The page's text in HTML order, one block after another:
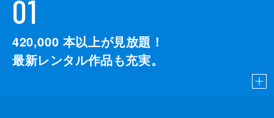
01
420,000 本以上が見放題！
最新レンタル作品も充実。